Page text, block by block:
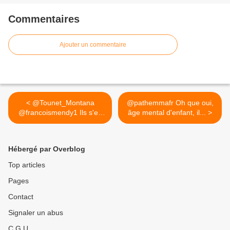
Commentaires
Ajouter un commentaire
< @Tounet_Montana
@francoismendy1 Ils s'en
sortent...
@pathemmafr Oh que oui,
âge mental d'enfant, il... >
Hébergé par Overblog
Top articles
Pages
Contact
Signaler un abus